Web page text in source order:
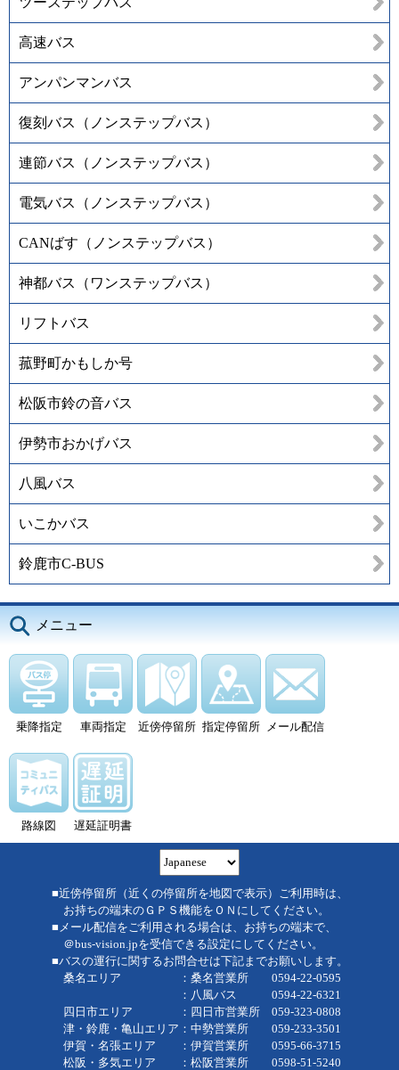
高速バス
アンパンマンバス
復刻バス（ノンステップバス）
連節バス（ノンステップバス）
電気バス（ノンステップバス）
CANばす（ノンステップバス）
神都バス（ワンステップバス）
リフトバス
菰野町かもしか号
松阪市鈴の音バス
伊勢市おかげバス
八風バス
いこかバス
鈴鹿市C-BUS
メニュー
乗降指定 車両指定 近傍停留所 指定停留所 メール配信
路線図 遅延証明書
■近傍停留所（近くの停留所を地図で表示）ご利用時は、
お持ちの端末のＧＰＳ機能をＯＮにしてください。
■メール配信をご利用される場合は、お持ちの端末で、
＠bus-vision.jpを受信できる設定にしてください。
■バスの運行に関するお問合せは下記までお願いします。
桑名エリア ：桑名営業所 0594-22-0595
：八風バス 0594-22-6321
四日市エリア ：四日市営業所 059-323-0808
津・鈴鹿・亀山エリア：中勢営業所 059-233-3501
伊賀・名張エリア ：伊賀営業所 0595-66-3715
松阪・多気エリア ：松阪営業所 0598-51-5240